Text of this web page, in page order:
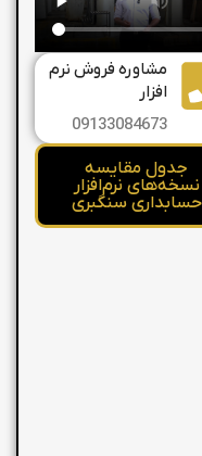
مشاوره فروش نرم
افزار
09133084673
جدول مقایسه
نسخه‌های نرم‌افزار
حسابداری سنگبری